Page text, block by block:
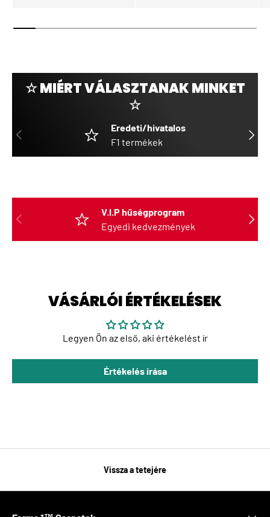
☆ MIÉRT VÁLASZTANAK MINKET
☆
ELŐZŐ
Eredeti/hivatalos
F1 termékek
ELŐZŐ
V.I.P hűségprogram
Egyedi kedvezmények
VÁSÁRLÓI ÉRTÉKELÉSEK
Legyen Ön az első, aki értékelést ír
Értékelés írása
Vissza a tetejére